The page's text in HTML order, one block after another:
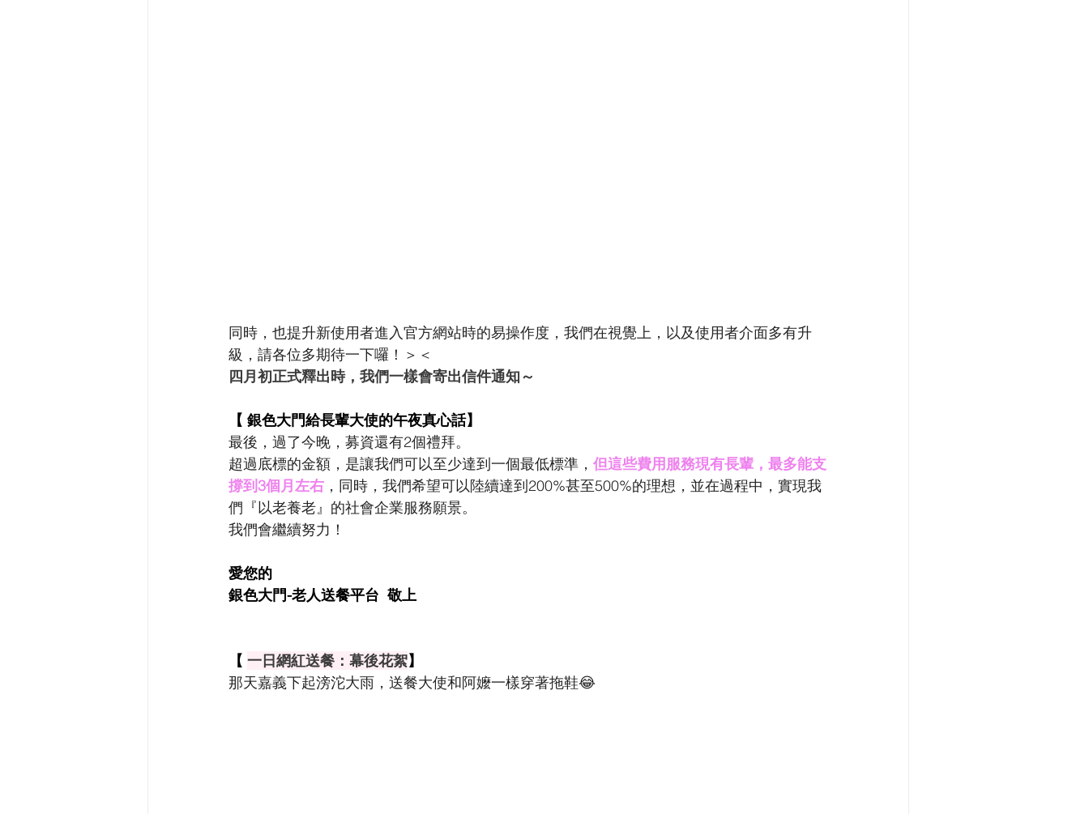
同時，也提升新使用者進入官方網站時的易操作度，我們在視覺上，以及使用者介面多有升
級，請各位多期待一下囉！＞＜
四月初正式釋出時，我們一樣會寄出信件通知～
【 銀色大門給長輩大使的午夜真心話】
最後，過了今晚，募資還有2個禮拜。
超過底標的金額，是讓我們可以至少達到一個最低標準， 但這些費用服務現有長輩，最多能支
撐到3個月左右 ，同時，我們希望可以陸續達到200%甚至500%的理想，並在過程中，實現我
們『以老養老』的社會企業服務願景。
我們會繼續努力！
愛您的
銀色大門-老人送餐平台  敬上
【 一日網紅送餐：幕後花絮】
那天嘉義下起滂沱大雨，送餐大使和阿嬤一樣穿著拖鞋😂